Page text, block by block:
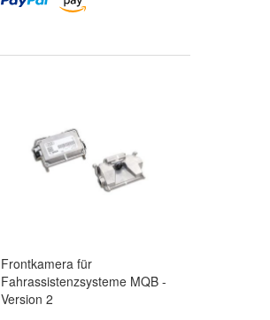
Frontkamera für
Fahrassistenzsysteme MQB -
Version 2